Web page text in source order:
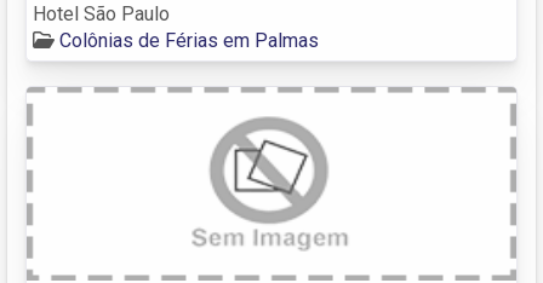
Hotel São Paulo
Colônias de Férias em Palmas